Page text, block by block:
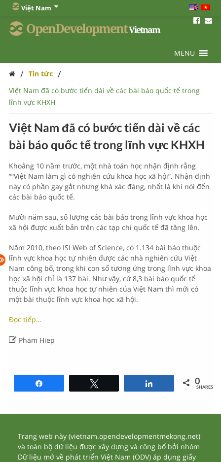
Việt Nam
OpenDevelopmentVietnam
MENU
/ Tin tức /
Việt Nam đã có bước tiến dài về các bài báo quốc tế trong
lĩnh vực KHXH
Việt Nam đã có bước tiến dài về các
bài báo quốc tế trong lĩnh vực KHXH
Khoảng 10 năm trước, một nhà toán học nhận định rằng
““Việt Nam làm gì có nghiên cứu khoa học xã hội”. Nhận định
này có phần gay gắt nhưng khá xác đáng, nhất là khi nói đến
các bài báo quốc tế.
Mười năm sau, số lượng các bài báo trong lĩnh vực khoa học
xã hội được xuất bản trên các tạp chí quốc tế đã tăng lên.
Năm 2010, theo ISI Web of Science, có 1.134 bài báo thuộc
lĩnh vực khoa học tự nhiên được các nhà nghiên cứu Việt
Nam công bố, trong khi con số tương ứng trong lĩnh vực khoa
học xã hội chỉ là 137 bài. Như vậy, cứ 8,3 bài báo quốc tế
thuộc lĩnh vực khoa học tự nhiên của Việt Nam thì mới có
một bài thuộc lĩnh vực khoa học xã hội.
Đọc tiếp…
Pham Hiep
0
SHARES
Trang web này (vietnam.opendevelopmentmekong.net)
và toàn bộ dữ liệu được xây dựng và công bố bởi nhóm
Dữ liệu mở về phát triển Việt Nam (ODV) áp dụng giấy